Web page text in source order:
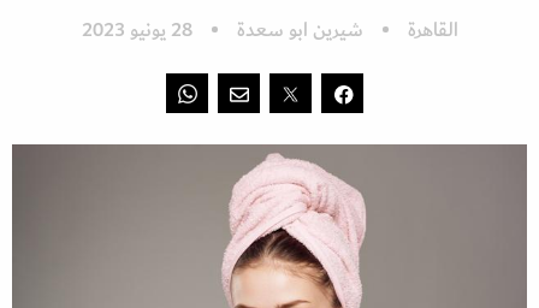
القاهرة شيرين ابو سعدة 28 يونيو 2023